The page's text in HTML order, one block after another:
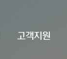
고객지원